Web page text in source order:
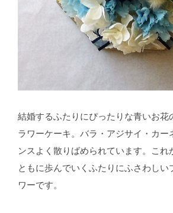
結婚するふたりにぴったりな青いお花
ラワーケーキ。バラ・アジサイ・カー
ンスよく散りばめられています。これ
ともに歩んでいくふたりにふさわしい
ワーです。